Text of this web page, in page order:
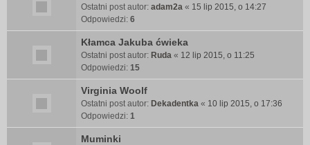
Ostatni post autor: adam2a « 15 lip 2015, o 14:27
Odpowiedzi: 6
Kłamca Jakuba ćwieka
Ostatni post autor: Ruda « 12 lip 2015, o 11:25
Odpowiedzi: 15
Virginia Woolf
Ostatni post autor: Dekadentka « 10 lip 2015, o 17:36
Odpowiedzi: 1
Muminki